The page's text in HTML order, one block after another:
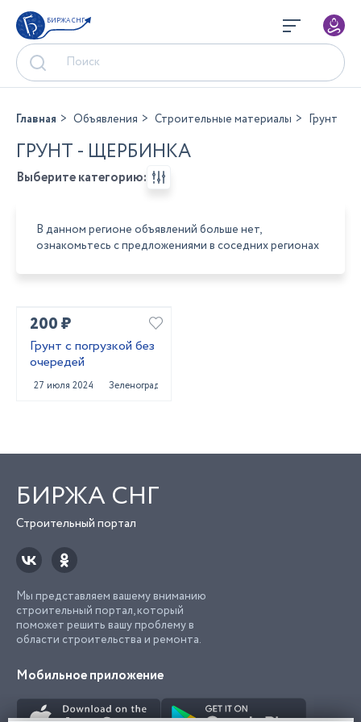
БИРЖА СНГ
Главная Объявления Строительные материалы Грунт
ГРУНТ - ЩЕРБИНКА
Выберите категорию:
В данном регионе объявлений больше нет,
ознакомьтесь с предложениями в соседних регионах
200 ₽
Грунт с погрузкой без
очередей
27 июля 2024 Зеленоград
БИРЖА СНГ
Строительный портал
Мы представляем вашему вниманию
строительный портал, который
поможет решить вашу проблему в
области строительства и ремонта.
Мобильное приложение